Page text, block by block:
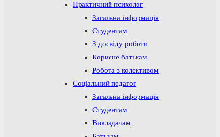
Практичний психолог
Загальна інформація
Студентам
З досвіду роботи
Корисне батькам
Робота з колективом
Соціальний педагог
Загальна інформація
Студентам
Викладачам